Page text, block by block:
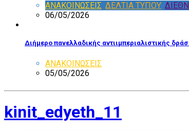
ΑΝΑΚΟΙΝΩΣΕΙΣ ΔΕΛΤΙΑ ΤΥΠΟΥ
06/05/2026
Διήμερο πανελλαδικής αντιιμπεριαλιστικής
ΑΝΑΚΟΙΝΩΣΕΙΣ
05/05/2026
kinit_edyeth_11